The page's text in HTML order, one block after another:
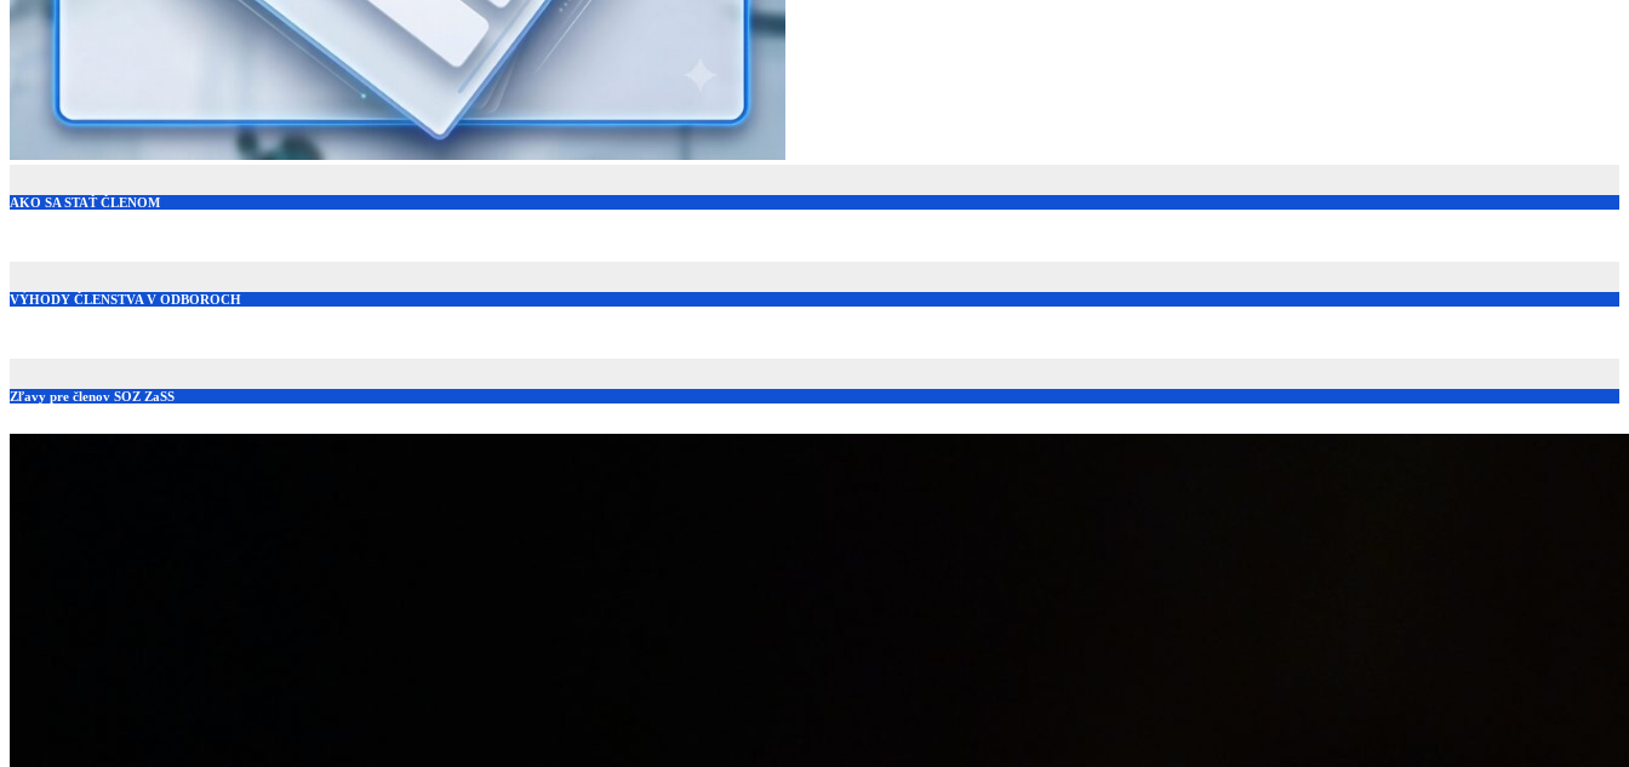
AKO SA STAŤ ČLENOM
VÝHODY ČLENSTVA V ODBOROCH
Zľavy pre členov SOZ ZaSS